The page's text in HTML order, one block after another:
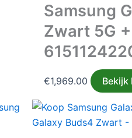
Samsung
Zwart 5G
€1,969.00 Bekijk